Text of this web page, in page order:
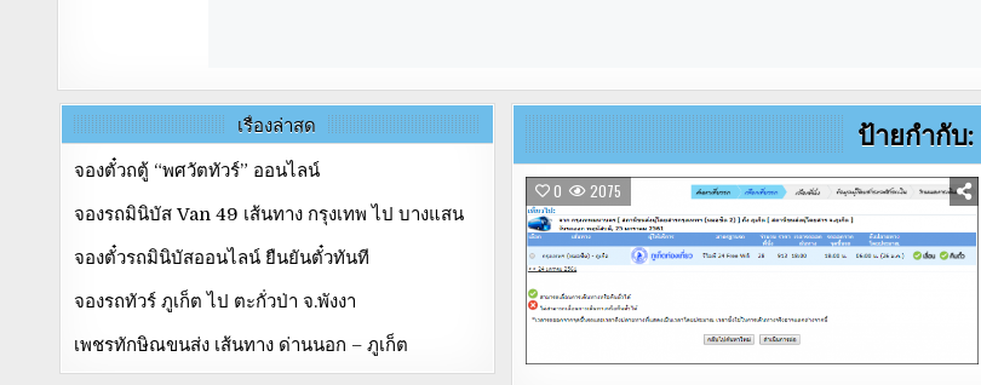
ป้ายกำกับ:
0 2075
เรื่องล่าสุด
จองตั๋วถตู้ “พศวัตทัวร์” ออนไลน์
จองรถมินิบัส Van 49 เส้นทาง กรุงเทพ ไป บางแสน
จองตั๋วรถมินิบัสออนไลน์ ยืนยันตั๋วทันที
จองรถทัวร์ ภูเก็ต ไป ตะกั่วป่า จ.พังงา
เพชรทักษิณขนส่ง เส้นทาง ด่านนอก – ภูเก็ต